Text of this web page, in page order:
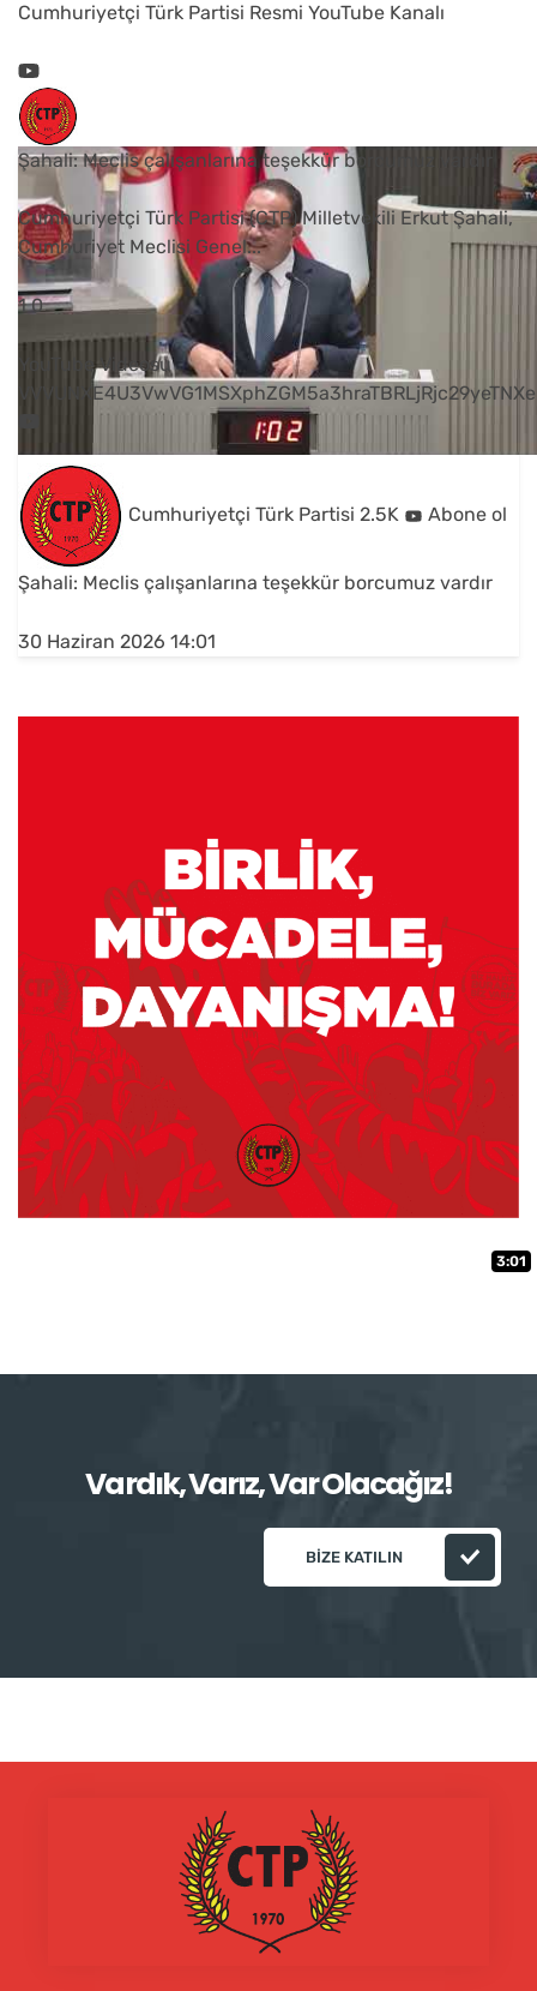
Cumhuriyetçi Türk Partisi Resmi YouTube Kanalı
3:01
Şahali: Meclis çalışanlarına teşekkür borcumuz vardır
Cumhuriyetçi Türk Partisi (CTP) Milletvekili Erkut Şahali,
Cumhuriyet Meclisi Genel...
1 0
YouTube Videosu
Cumhuriyetçi Türk Partisi 2.5K Abone ol
Şahali: Meclis çalışanlarına teşekkür borcumuz vardır
30 Haziran 2026 14:01
Vardık, Varız, Var Olacağız!
BIZE KATILIN